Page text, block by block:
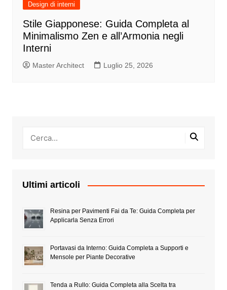
Design di interni
Stile Giapponese: Guida Completa al
Minimalismo Zen e all’Armonia negli
Interni
Master Architect Luglio 25, 2026
Ultimi articoli
Resina per Pavimenti Fai da Te: Guida Completa per
Applicarla Senza Errori
Portavasi da Interno: Guida Completa a Supporti e
Mensole per Piante Decorative
Tenda a Rullo: Guida Completa alla Scelta tra